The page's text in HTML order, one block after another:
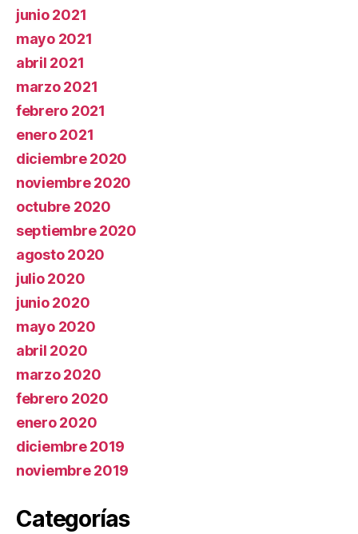
junio 2021
mayo 2021
abril 2021
marzo 2021
febrero 2021
enero 2021
diciembre 2020
noviembre 2020
octubre 2020
septiembre 2020
agosto 2020
julio 2020
junio 2020
mayo 2020
abril 2020
marzo 2020
febrero 2020
enero 2020
diciembre 2019
noviembre 2019
Categorías